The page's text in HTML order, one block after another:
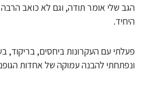
הגב שלי אומר תודה, וגם לא כואב
היחיד.
פעלתי עם העקרונות ביחסים, בריקוד,
ונפתחתי להבנה עמוקה של אחדות